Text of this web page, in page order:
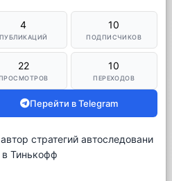
4
ПУБЛИКАЦИЙ
10
ПОДПИСЧИКОВ
22 10
ПЕРЕХОДОВ
Перейти в Telegram
стратегий автоследовани
Тинькофф